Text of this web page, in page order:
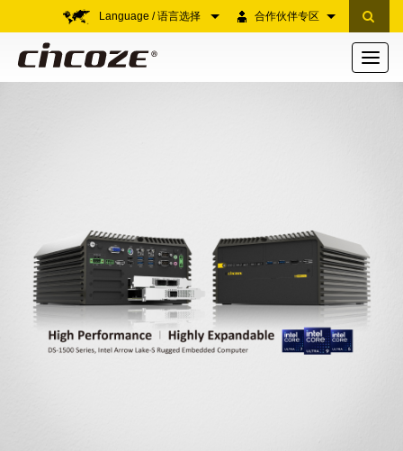
合作伙伴专区
Language / 语言选择
Toggle